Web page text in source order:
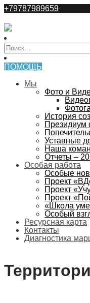
+79787989659
ПОМОЩЬ
Мы
Фото и
История
Президиум
Уставные
Наша
Отчеты –
Особая работа
Особые
Проект
Проект
Проект
«Школа
Особый
Ресурсная карта
Контакты
Диагностика